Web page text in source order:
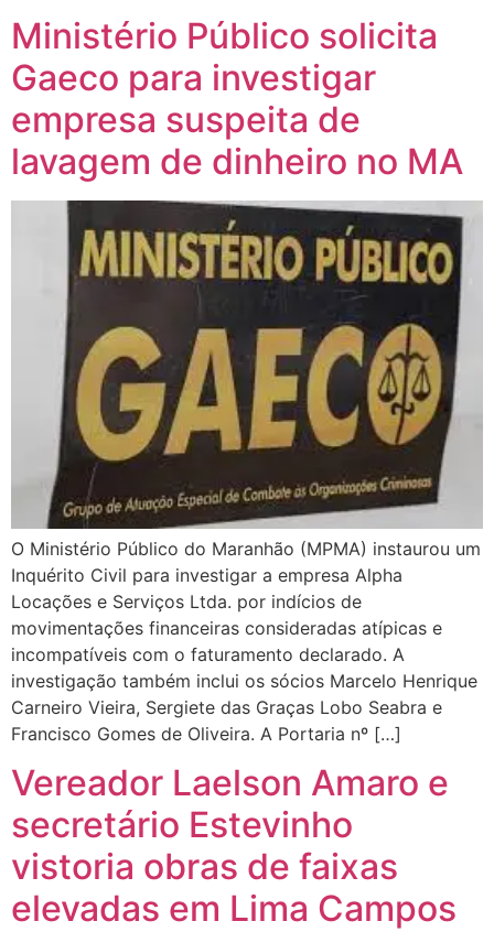
Ministério Público solicita
Gaeco para investigar
empresa suspeita de
lavagem de dinheiro no MA
O Ministério Público do Maranhão (MPMA) instaurou um
Inquérito Civil para investigar a empresa Alpha
Locações e Serviços Ltda. por indícios de
movimentações financeiras consideradas atípicas e
incompatíveis com o faturamento declarado. A
investigação também inclui os sócios Marcelo Henrique
Carneiro Vieira, Sergiete das Graças Lobo Seabra e
Francisco Gomes de Oliveira. A Portaria nº […]
Vereador Laelson Amaro e
secretário Estevinho
vistoria obras de faixas
elevadas em Lima Campos